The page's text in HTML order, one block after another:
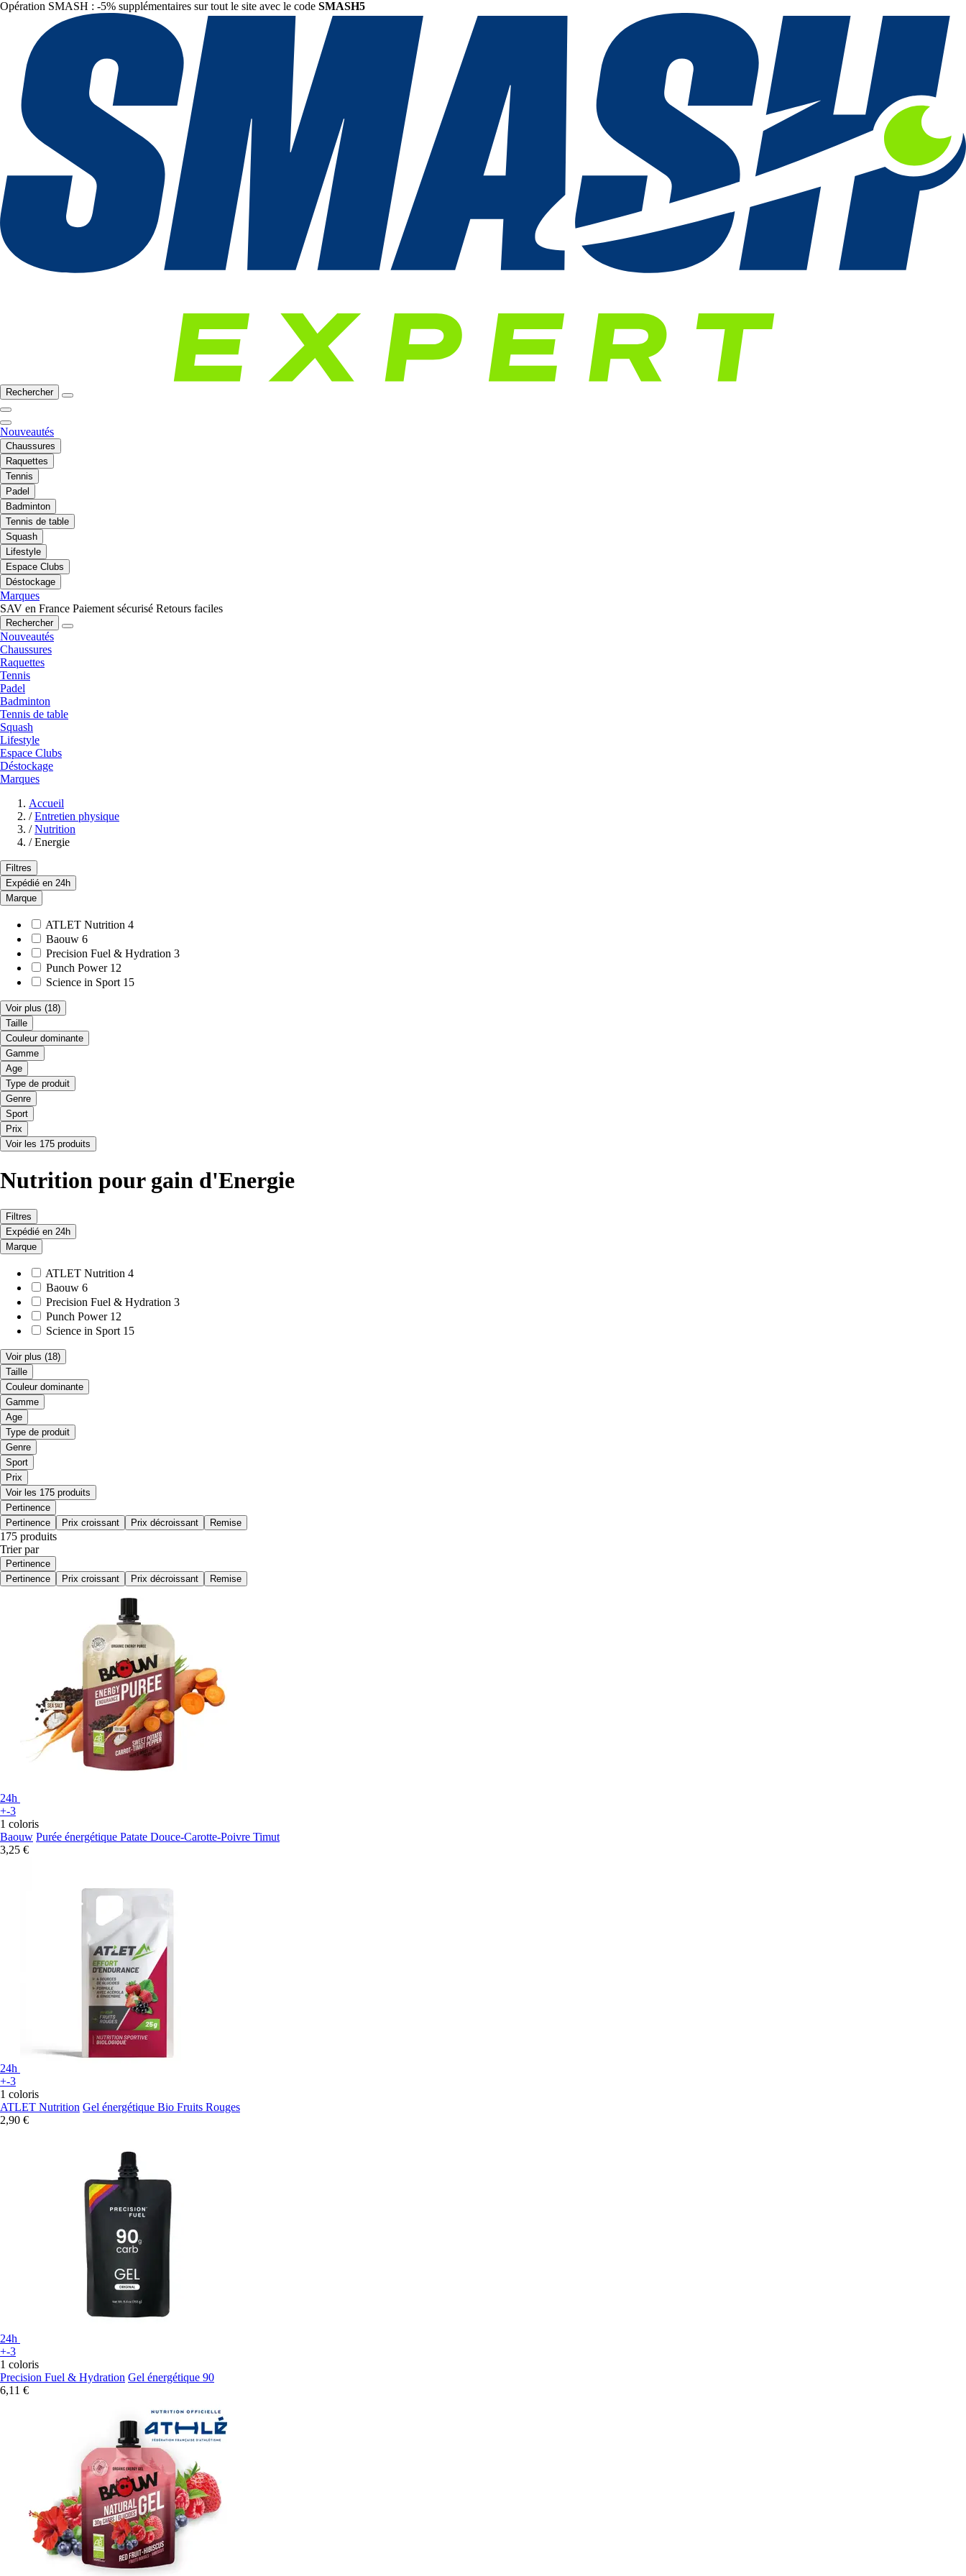
Opération SMASH : -5% supplémentaires sur tout le site avec le code SMASH5
Rechercher
Nouveautés
Chaussures
Raquettes
Tennis
Padel
Badminton
Tennis de table
Squash
Lifestyle
Espace Clubs
Déstockage
Marques
SAV en France Paiement sécurisé Retours faciles
Rechercher
Nouveautés
Chaussures
Raquettes
Tennis
Padel
Badminton
Tennis de table
Squash
Lifestyle
Espace Clubs
Déstockage
Marques
Accueil
/ Entretien physique
/ Nutrition
/ Energie
Filtres
Expédié en 24h
Marque
ATLET Nutrition 4
Baouw 6
Precision Fuel & Hydration 3
Punch Power 12
Science in Sport 15
Voir plus (18)
Taille
Couleur dominante
Gamme
Age
Type de produit
Genre
Sport
Prix
Voir les 175 produits
Nutrition pour gain d'Energie
Filtres
Expédié en 24h
Marque
ATLET Nutrition 4
Baouw 6
Precision Fuel & Hydration 3
Punch Power 12
Science in Sport 15
Voir plus (18)
Taille
Couleur dominante
Gamme
Age
Type de produit
Genre
Sport
Prix
Voir les 175 produits
Pertinence
Pertinence
Prix croissant Prix décroissant Remise
175 produits
Trier par
Pertinence
Pertinence
Prix croissant Prix décroissant Remise
24h
+-3
1 coloris
Baouw Purée énergétique Patate Douce-Carotte-Poivre Timut
3,25 €
24h
+-3
1 coloris
ATLET Nutrition Gel énergétique Bio Fruits Rouges
2,90 €
24h
+-3
1 coloris
Precision Fuel & Hydration Gel énergétique 90
6,11 €